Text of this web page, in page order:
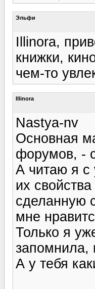
Эльфи
Illinora,
книжки,
чем-то
Illinora
Nastya-nv
Основная
форумов, -
А читаю я с
их
сделанную
мне
Только я
запомнила,
А у тебя